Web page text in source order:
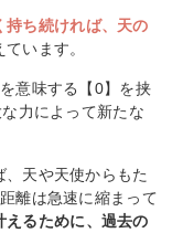
持ち続ければ、天の
います。
意味する【0】を挟
力によって新たな
天や天使からもた
離は急速に縮まって
えるために、過去の